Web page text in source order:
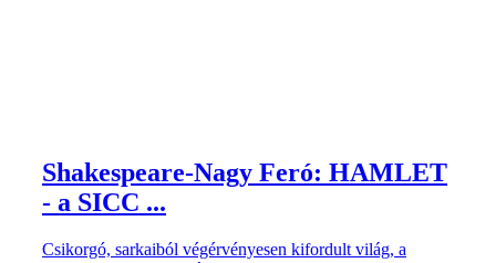
Shakespeare-Nagy Feró: HAMLET
- a SICC ...
Csikorgó, sarkaiból végérvényesen kifordult világ, a